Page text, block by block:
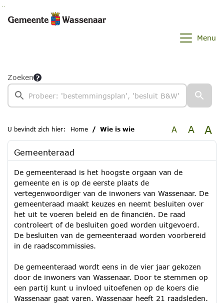
Ga naar de inhoud van deze pagina
Ga naar het zoeken
Ga naar het menu
Menu
Zoeken
U bevindt zich hier: Home Wie is wie A A A
Gemeenteraad
De gemeenteraad is het hoogste orgaan van de
gemeente en is op de eerste plaats de
vertegenwoordiger van de inwoners van Wassenaar. De
gemeenteraad maakt keuzes en neemt besluiten over
het uit te voeren beleid en de financiën. De raad
controleert of de besluiten goed worden uitgevoerd.
De besluiten van de gemeenteraad worden voorbereid
in de raadscommissies.
De gemeenteraad wordt eens in de vier jaar gekozen
door de inwoners van Wassenaar. Door te stemmen op
een partij kunt u invloed uitoefenen op de koers die
Wassenaar gaat varen. Wassenaar heeft 21 raadsleden.